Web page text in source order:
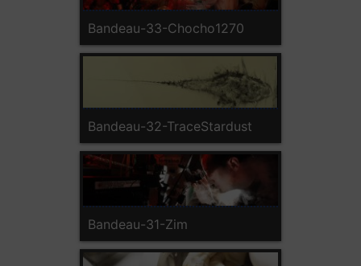
Bandeau-33-Chocho1270
Bandeau-32-TraceStardust
Bandeau-31-Zim